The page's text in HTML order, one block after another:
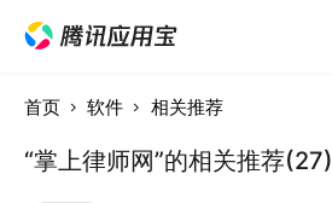
首页 软件 相关推荐
“掌上律师网”的相关推荐(27)